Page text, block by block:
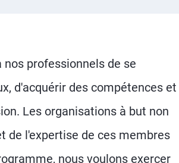
professionnels de se
d'acquérir des compétences et
Les organisations à but non
de l'expertise de ces membres
nous voulons exercer